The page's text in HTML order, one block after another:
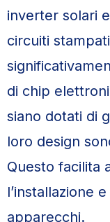
inverter solari
circuiti
di chip
siano dotati di
loro design
Questo facilita
l’installazione
apparecchi.